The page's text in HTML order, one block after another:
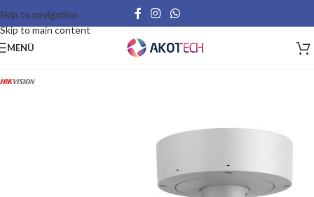
Skip to navigation
Skip to main content
MENÜ